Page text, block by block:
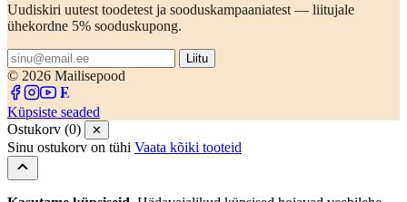
Uudiskiri uutest toodetest ja sooduskampaaniatest — liitujale
ühekordne 5% sooduskupong.
Liitu
© 2026 Mailisepood
Küpsiste seaded
Ostukorv (0)
✕
Sinu ostukorv on tühi Vaata kõiki tooteid